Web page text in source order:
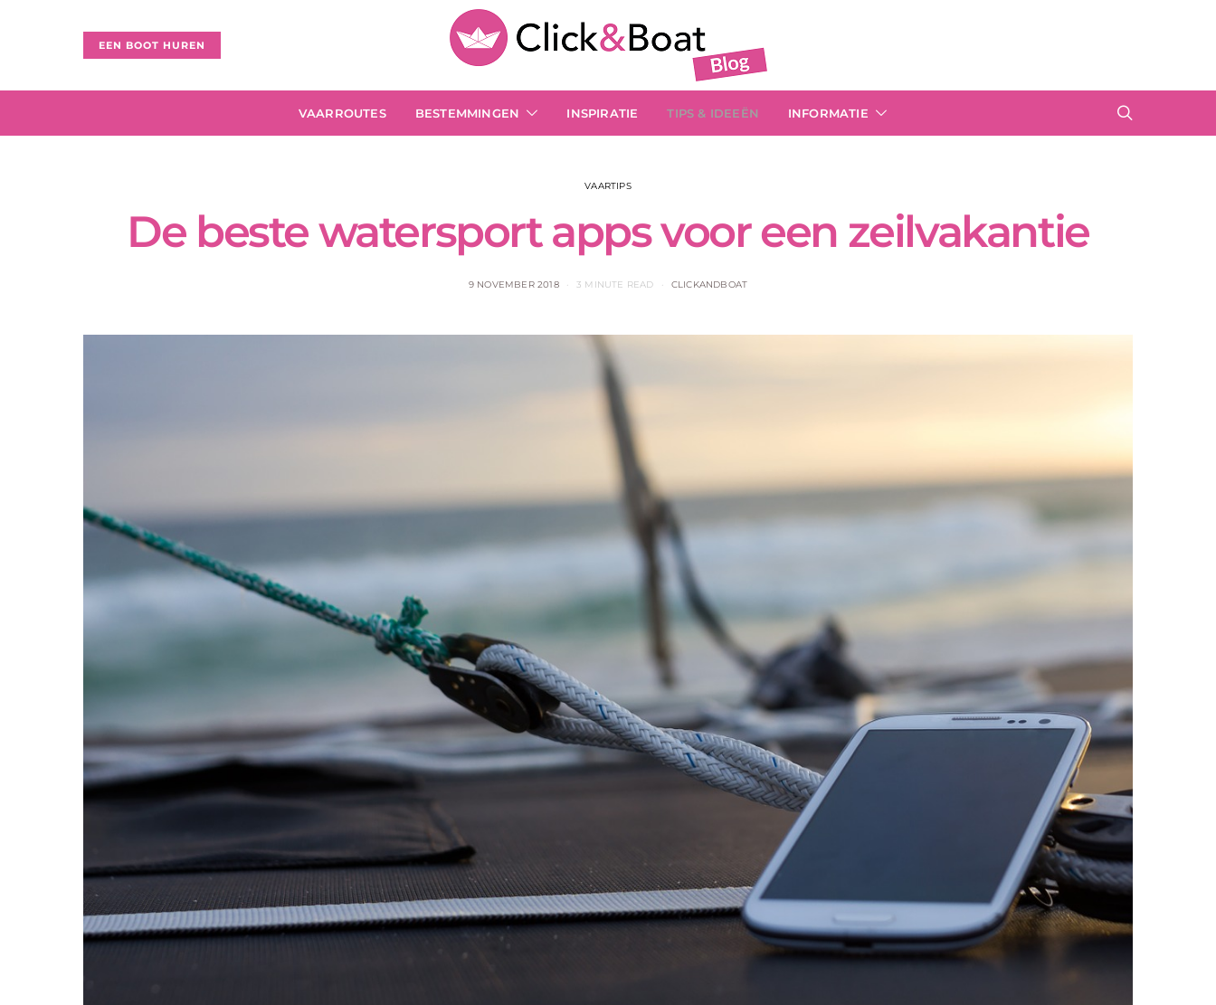
EEN BOOT HUREN
VAARROUTES BESTEMMINGEN INSPIRATIE TIPS & IDEEËN INFORMATIE
VAARTIPS
De beste watersport apps voor een zeilvakantie
9 NOVEMBER 2018 3 MINUTE READ CLICKANDBOAT